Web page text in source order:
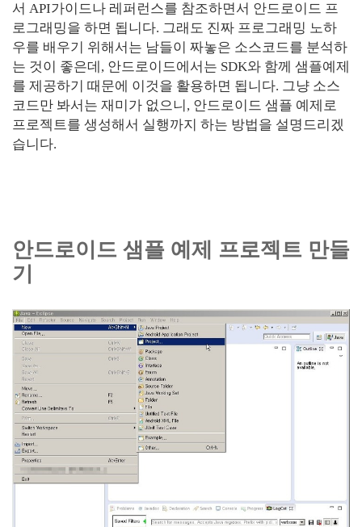
서 API가이드나 레퍼런스를 참조하면서 안드로이드 프
로그래밍을 하면 됩니다. 그래도 진짜 프로그래밍 노하
우를 배우기 위해서는 남들이 짜놓은 소스코드를 분석하
는 것이 좋은데, 안드로이드에서는 SDK와 함께 샘플예제
를 제공하기 때문에 이것을 활용하면 됩니다. 그냥 소스
코드만 봐서는 재미가 없으니, 안드로이드 샘플 예제로
프로젝트를 생성해서 실행까지 하는 방법을 설명드리겠
습니다.
안드로이드 샘플 예제 프로젝트 만들
기